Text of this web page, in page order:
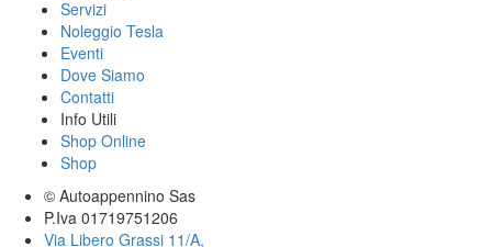
Servizi
Noleggio Tesla
Eventi
Dove Siamo
Contatti
Info Utili
Shop Online
Shop
© Autoappennino Sas
P.Iva 01719751206
Via Libero Grassi 11/A,